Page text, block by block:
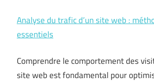
Analyse du trafic d’un site web :
essentiels
Comprendre le comportement des
site web est fondamental pour